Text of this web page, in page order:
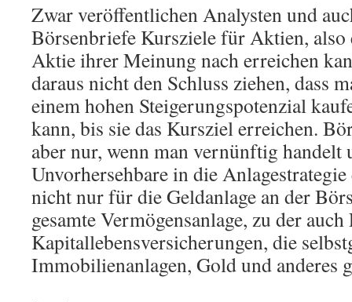
Zwar veröffentlichen Analysten und
Börsenbriefe Kursziele für Aktien, also
Aktie ihrer Meinung nach erreichen
daraus nicht den Schluss ziehen, dass
einem hohen Steigerungspotenzial
kann, bis sie das Kursziel erreichen.
aber nur, wenn man vernünftig handelt
Unvorhersehbare in die
nicht nur für die Geldanlage an der
gesamte Vermögensanlage, zu der auch
Kapitallebensversicherungen, die
Immobilienanlagen, Gold und anderes